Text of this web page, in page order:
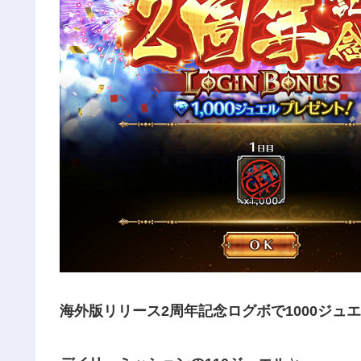
海外版リリース2周年記念ログボで1000ジュ